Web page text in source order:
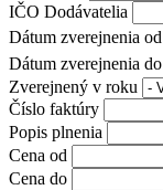
IČO Dodávatelia
Dátum zverejnenia od
Dátum zverejnenia do
Zverejnený v roku
Číslo faktúry
Popis plnenia
Cena od
Cena do